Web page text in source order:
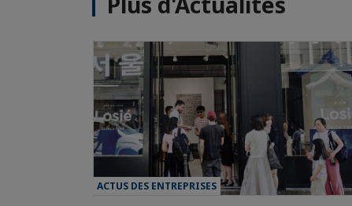
ACTUS DES ENTREPRISES